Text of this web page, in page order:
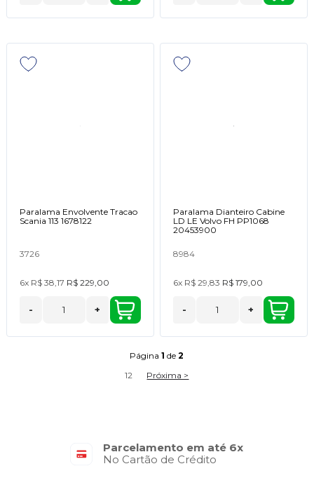
Paralama Envolvente Tracao
Scania 113 1678122
3726
6x R$ 38,17 R$ 229,00
- +
Paralama Dianteiro Cabine
LD LE Volvo FH PP1068
20453900
8984
6x R$ 29,83 R$ 179,00
- +
Página1 de2
12 Próxima >
Parcelamento em até 6x
No Cartão de Crédito